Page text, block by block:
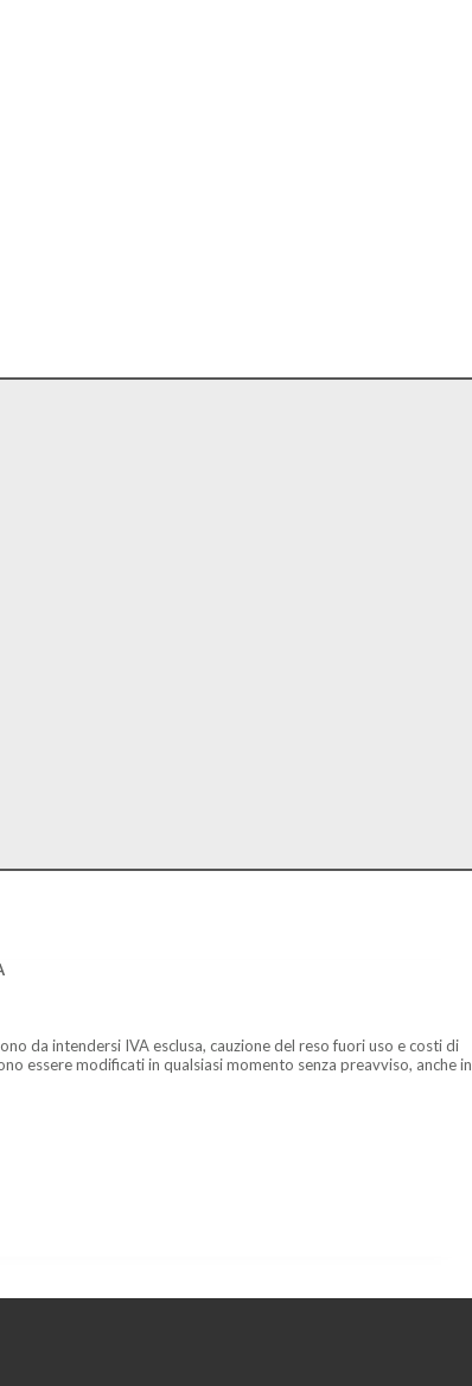
da intendersi IVA esclusa, cauzione del reso fuori uso e costi di
essere modificati in qualsiasi momento senza preavviso, anche in